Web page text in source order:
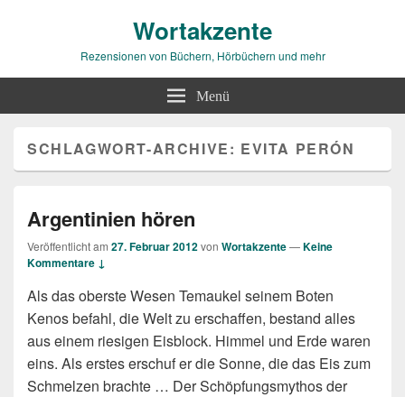
Wortakzente
Rezensionen von Büchern, Hörbüchern und mehr
Menü
SCHLAGWORT-ARCHIVE: EVITA PERÓN
Argentinien hören
Veröffentlicht am 27. Februar 2012von Wortakzente—Keine
Kommentare ↓
Als das oberste Wesen Temaukel seinem Boten
Kenos befahl, die Welt zu erschaffen, bestand alles
aus einem riesigen Eisblock. Himmel und Erde waren
eins. Als erstes erschuf er die Sonne, die das Eis zum
Schmelzen brachte … Der Schöpfungsmythos der